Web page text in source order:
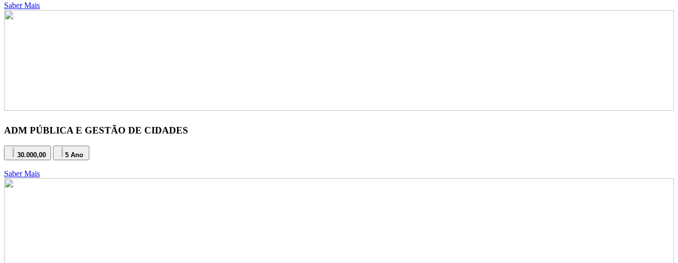
Saber Mais
ADM PÚBLICA E GESTÃO DE CIDADES
30.000,00 5 Ano
Saber Mais